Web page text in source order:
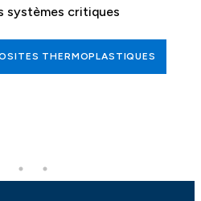
systèmes critiques
THERMOPLASTIQUES